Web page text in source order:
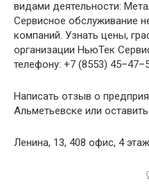
видами деятельности:
Сервисное обслуживание
компаний. Узнать цены,
организации НьюТек
телефону: +7 (8553)
Написать отзыв о
Альметьевске или
Ленина, 13, 408 офис, 4 этаж